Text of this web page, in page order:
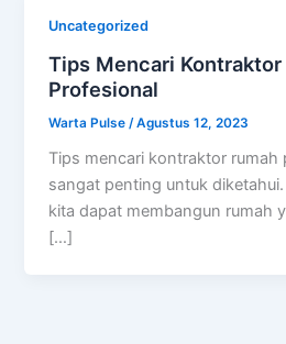
Uncategorized
Tips Mencari Kontraktor
Profesional
Warta Pulse /Agustus 12, 2023
Tips mencari kontraktor rumah
sangat penting untuk
kita dapat membangun rumah
[…]